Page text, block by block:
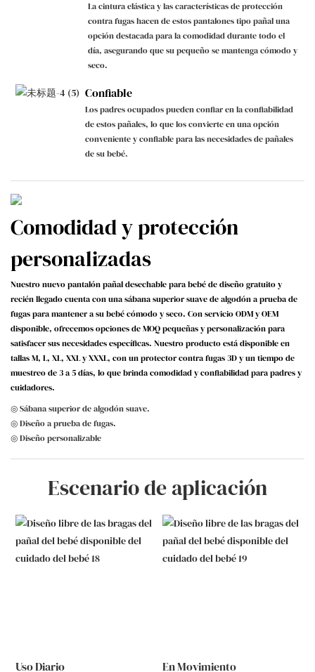
La cintura elástica y las características de protección
contra fugas hacen de estos pantalones tipo pañal una
opción destacada para la comodidad durante todo el
día, asegurando que su pequeño se mantenga cómodo y
seco.
Confiable
Los padres ocupados pueden confiar en la confiabilidad
de estos pañales, lo que los convierte en una opción
conveniente y confiable para las necesidades de pañales
de su bebé.
Comodidad y protección
personalizadas
Nuestro nuevo pantalón pañal desechable para bebé de diseño gratuito y
recién llegado cuenta con una sábana superior suave de algodón a prueba de
fugas para mantener a su bebé cómodo y seco. Con servicio ODM y OEM
disponible, ofrecemos opciones de MOQ pequeñas y personalización para
satisfacer sus necesidades específicas. Nuestro producto está disponible en
tallas M, L, XL, XXL y XXXL, con un protector contra fugas 3D y un tiempo de
muestreo de 3 a 5 días, lo que brinda comodidad y confiabilidad para padres y
cuidadores.
◎ Sábana superior de algodón suave.
◎ Diseño a prueba de fugas.
◎ Diseño personalizable
Escenario de aplicación
Uso Diario En Movimiento